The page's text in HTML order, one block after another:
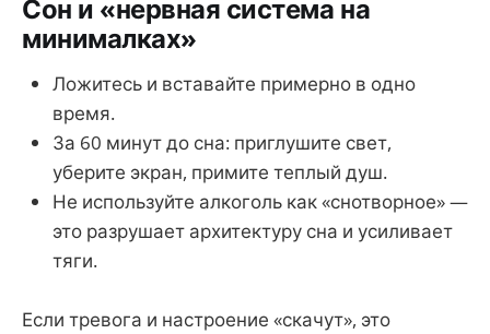
Сон и «нервная система на
минималках»
Ложитесь и вставайте примерно в одно
время.
За 60 минут до сна: приглушите свет,
уберите экран, примите теплый душ.
Не используйте алкоголь как «снотворное» —
это разрушает архитектуру сна и усиливает
тяги.
Если тревога и настроение «скачут», это